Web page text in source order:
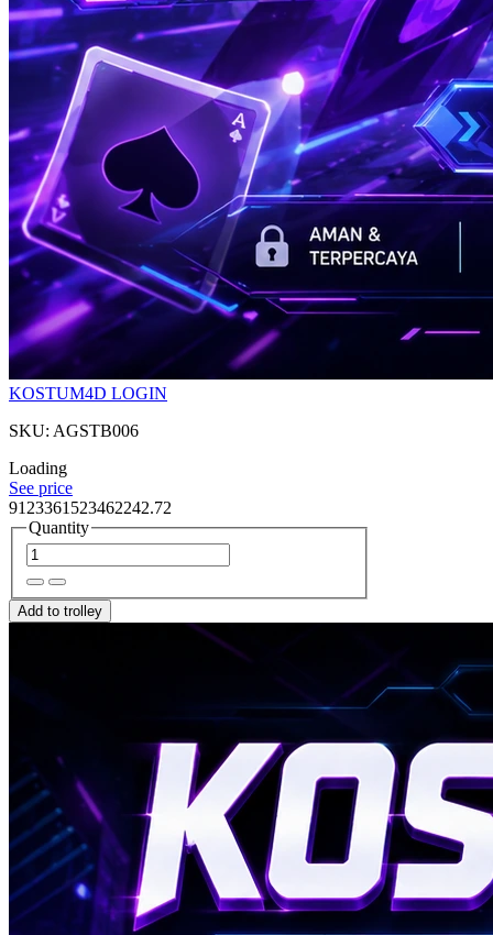
KOSTUM4D LOGIN
SKU: AGSTB006
Loading
See price
9123361523462242.72
Quantity
Add to trolley